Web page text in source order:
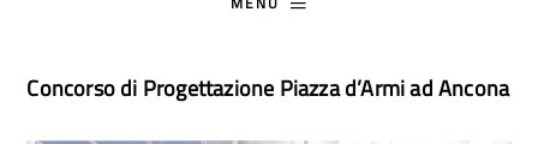
Concorso di Progettazione Piazza d’Armi ad Ancona